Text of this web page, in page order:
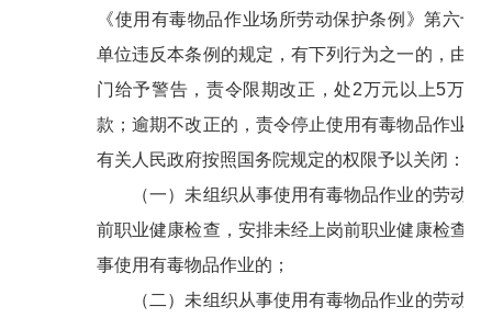
《使用有毒物品作业场所劳动保护条例》第六十
单位违反本条例的规定，有下列行为之一的，由卫
门给予警告，责令限期改正，处2万元以上5万元
款；逾期不改正的，责令停止使用有毒物品作业，
有关人民政府按照国务院规定的权限予以关闭：
（一）未组织从事使用有毒物品作业的劳动者
前职业健康检查，安排未经上岗前职业健康检查的
事使用有毒物品作业的；
（二）未组织从事使用有毒物品作业的劳动者